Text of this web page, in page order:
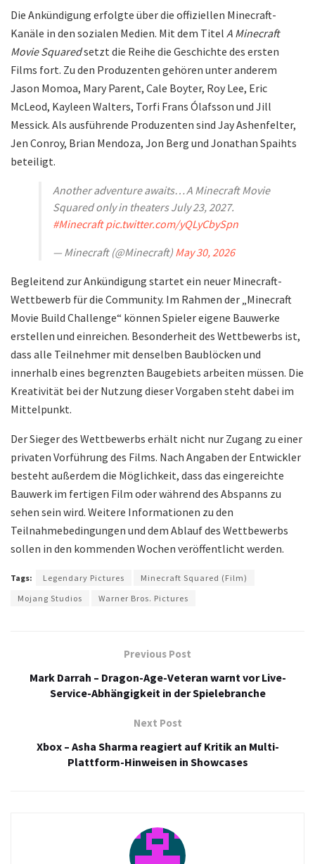
Die Ankündigung erfolgte über die offiziellen Minecraft-
Kanäle in den sozialen Medien. Mit dem Titel A Minecraft
Movie Squaredsetzt die Reihe die Geschichte des ersten
Films fort. Zu den Produzenten gehören unter anderem
Jason Momoa, Mary Parent, Cale Boyter, Roy Lee, Eric
McLeod, Kayleen Walters, Torfi Frans Ólafsson und Jill
Messick. Als ausführende Produzenten sind Jay Ashenfelter,
Jen Conroy, Brian Mendoza, Jon Berg und Jonathan Spaihts
beteiligt.
Another adventure awaits… A Minecraft Movie
Squared only in theaters July 23, 2027.
#Minecraft pic.twitter.com/yQLyCbySpn
— Minecraft (@Minecraft) May 30, 2026
Begleitend zur Ankündigung startet ein neuer Minecraft-
Wettbewerb für die Community. Im Rahmen der „Minecraft
Movie Build Challenge“ können Spieler eigene Bauwerke
erstellen und einreichen. Besonderheit des Wettbewerbs ist,
dass alle Teilnehmer mit denselben Baublöcken und
innerhalb eines begrenzten Baugebiets arbeiten müssen. Die
Kreativität bei der Nutzung dieser Vorgaben steht dabei im
Mittelpunkt.
Der Sieger des Wettbewerbs erhält nicht nur Zugang zu einer
privaten Vorführung des Films. Nach Angaben der Entwickler
besteht außerdem die Möglichkeit, dass das eingereichte
Bauwerk im fertigen Film oder während des Abspanns zu
sehen sein wird. Weitere Informationen zu den
Teilnahmebedingungen und dem Ablauf des Wettbewerbs
sollen in den kommenden Wochen veröffentlicht werden.
Tags: Legendary Pictures
Minecraft Squared (Film)
Mojang Studios
Warner Bros. Pictures
Previous Post
Mark Darrah – Dragon-Age-Veteran warnt vor Live-
Service-Abhängigkeit in der Spielebranche
Next Post
Xbox – Asha Sharma reagiert auf Kritik an Multi-
Plattform-Hinweisen in Showcases